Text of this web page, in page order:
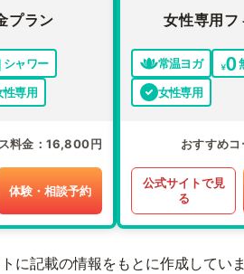
プラン
シャワー
性専用
料金 16,800円
体験・相談予約
女性専用フ
常温ヨガ
女性専用
おすすめ
公式サイトで見
る
に記載の情報をもとに作成してい